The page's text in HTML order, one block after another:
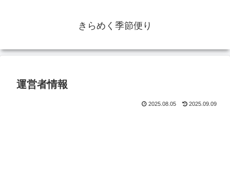
きらめく季節便り
運営者情報
2025.08.05 2025.09.09